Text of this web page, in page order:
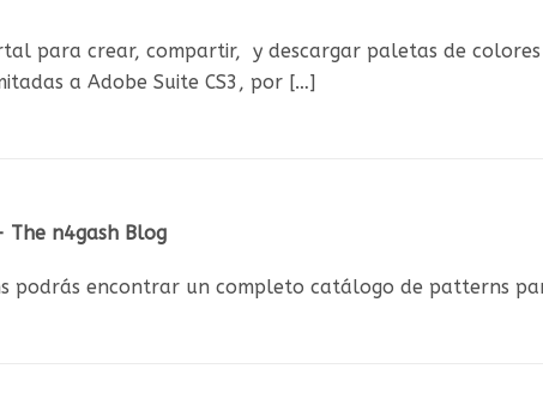
para crear, compartir, y descargar paletas de
a Adobe Suite CS3, por […]
n4gash Blog
podrás encontrar un completo catálogo de patterns